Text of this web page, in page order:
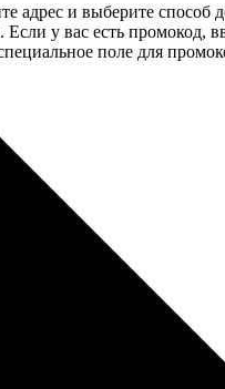
адрес и выберите способ
Если у вас есть промокод,
поле для
пункт не каждый